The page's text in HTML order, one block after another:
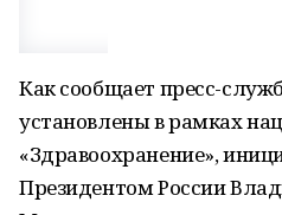
Как сообщает пресс-
установлены в рамках
«Здравоохранение»,
Президентом России